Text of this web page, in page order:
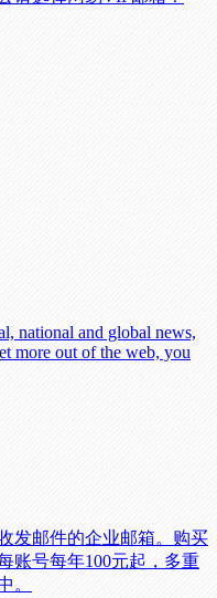
national and global news,
more out of the web, you
发邮件的企业邮箱。购买
账号每年100元起，多重
。